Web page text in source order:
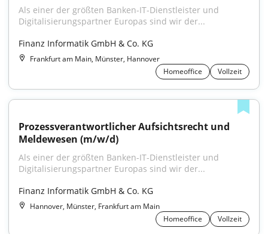
Als einer der größten Banken-IT-Dienstleister und
Digitalisierungspartner Europas sind wir der...
Finanz Informatik GmbH & Co. KG
Frankfurt am Main, Münster, Hannover
Homeoffice
Vollzeit
Prozessverantwortlicher Aufsichtsrecht und
Meldewesen (m/w/d)
Als einer der größten Banken-IT-Dienstleister und
Digitalisierungspartner Europas sind wir der...
Finanz Informatik GmbH & Co. KG
Hannover, Münster, Frankfurt am Main
Homeoffice
Vollzeit